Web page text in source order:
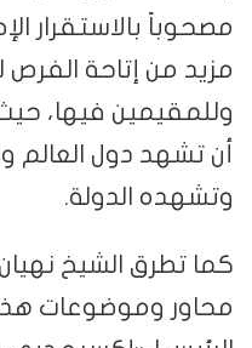
مصحوباً بالاستقرار
مزيد من إتاحة الفرص
وللمقيمين فيها،
أن تشهد دول العالم
وتشهده الدولة.
كما تطرق الشيخ
محاور وموضوعات هذا